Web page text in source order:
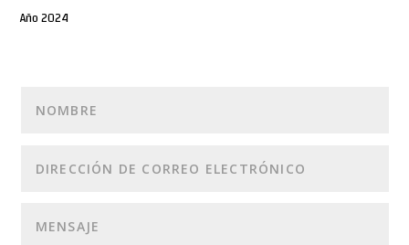
Año 2024